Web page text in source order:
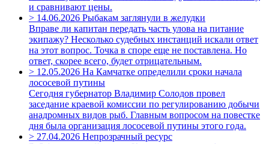
и сравнивают цены.
> 14.06.2026 Рыбакам заглянули в желудки
Вправе ли капитан передать часть улова на питание
экипажу? Несколько судебных инстанций искали ответ
на этот вопрос. Точка в споре еще не поставлена. Но
ответ, скорее всего, будет отрицательным.
> 12.05.2026 На Камчатке определили сроки начала
лососевой путины
Сегодня губернатор Владимир Солодов провел
заседание краевой комиссии по регулированию добычи
анадромных видов рыб. Главным вопросом на повестке
дня была организация лососевой путины этого года.
> 27.04.2026 Непрозрачный ресурс